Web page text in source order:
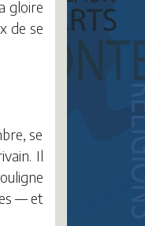
gloire
de se
se
Il
— et